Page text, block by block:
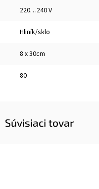
220…240 V
Hliník/sklo
8 x 30cm
80
Súvisiaci tovar